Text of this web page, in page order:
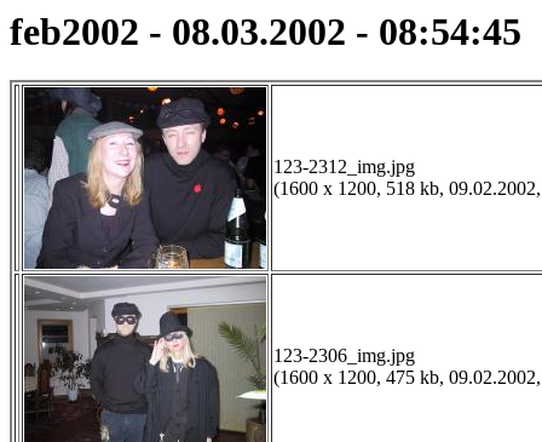
feb2002 - 08.03.2002 - 08:54:45
123-2312_img.jpg
(1600 x 1200, 518 kb,
123-2306_img.jpg
(1600 x 1200, 475 kb,